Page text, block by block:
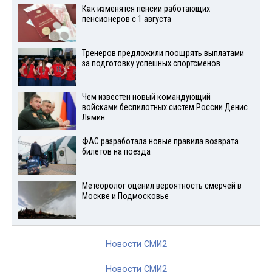
Как изменятся пенсии работающих
пенсионеров с 1 августа
Тренеров предложили поощрять выплатами
за подготовку успешных спортсменов
Чем известен новый командующий
войсками беспилотных систем России Денис
Лямин
ФАС разработала новые правила возврата
билетов на поезда
Метеоролог оценил вероятность смерчей в
Москве и Подмосковье
Новости СМИ2
Новости СМИ2